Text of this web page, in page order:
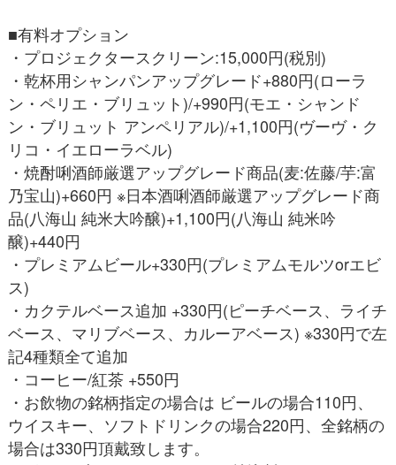
■有料オプション
・プロジェクタースクリーン:15,000円(税別)
・乾杯用シャンパンアップグレード+880円(ローラ
ン・ペリエ・ブリュット)/+990円(モエ・シャンド
ン・ブリュット アンペリアル)/+1,100円(ヴーヴ・ク
リコ・イエローラベル)
・焼酎唎酒師厳選アップグレード商品(麦:佐藤/芋:富
乃宝山)+660円 ※日本酒唎酒師厳選アップグレード商
品(八海山 純米大吟醸)+1,100円(八海山 純米吟
醸)+440円
・プレミアムビール+330円(プレミアムモルツorエビ
ス)
・カクテルベース追加 +330円(ピーチベース、ライチ
ベース、マリブベース、カルーアベース) ※330円で左
記4種類全て追加
・コーヒー/紅茶 +550円
・お飲物の銘柄指定の場合は ビールの場合110円、
ウイスキー、ソフトドリンクの場合220円、全銘柄の
場合は330円頂戴致します。